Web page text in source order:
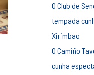
O Club de
tempada
Xirimbao
O Camiño
cunha